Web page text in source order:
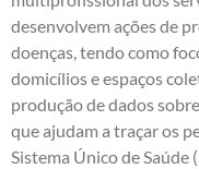
desenvolvem ações de
doenças, tendo como
domicílios e espaços
produção de dados
que ajudam a traçar os
Sistema Único de Saúde